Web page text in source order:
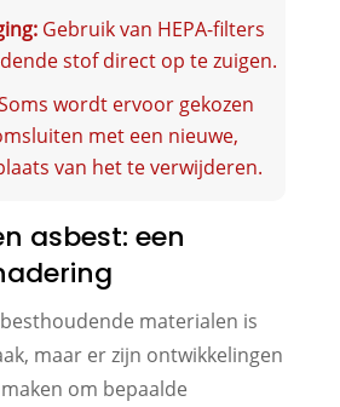
Gebruik van HEPA-filters
stof direct op te zuigen.
wordt ervoor gekozen
met een nieuwe,
van het te verwijderen.
asbest: een
materialen is
maar er zijn ontwikkelingen
om bepaalde